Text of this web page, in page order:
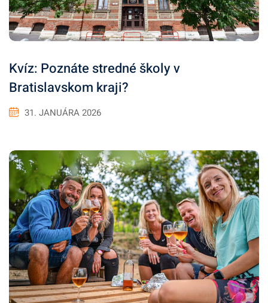
Kvíz: Poznáte stredné školy v
Bratislavskom kraji?
31. JANUÁRA 2026